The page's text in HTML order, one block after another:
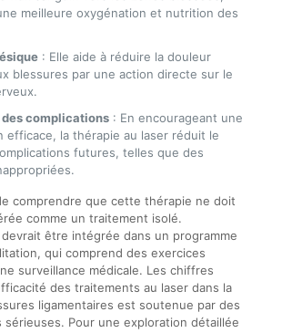
meilleure oxygénation et nutrition des
: Elle aide à réduire la douleur
blessures par une action directe sur le
complications: En encourageant une
efficace, la thérapie au laser réduit le
futures, telles que des
comprendre que cette thérapie ne doit
comme un traitement isolé.
être intégrée dans un programme
qui comprend des exercices
surveillance médicale. Les chiffres
des traitements au laser dans la
ligamentaires est soutenue par des
sérieuses. Pour une exploration détaillée